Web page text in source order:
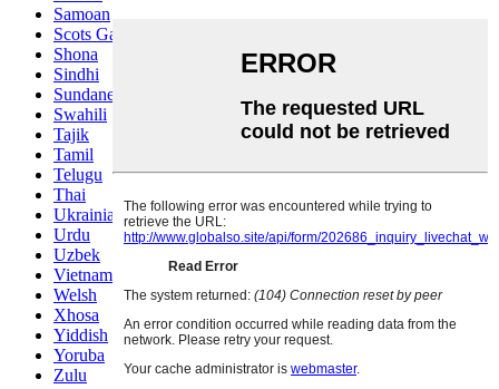
Samoan
Scots Gaelic
Shona
Sindhi
Sundanese
Swahili
Tajik
Tamil
Telugu
Thai
Ukrainian
Urdu
Uzbek
Vietnamese
Welsh
Xhosa
Yiddish
Yoruba
Zulu